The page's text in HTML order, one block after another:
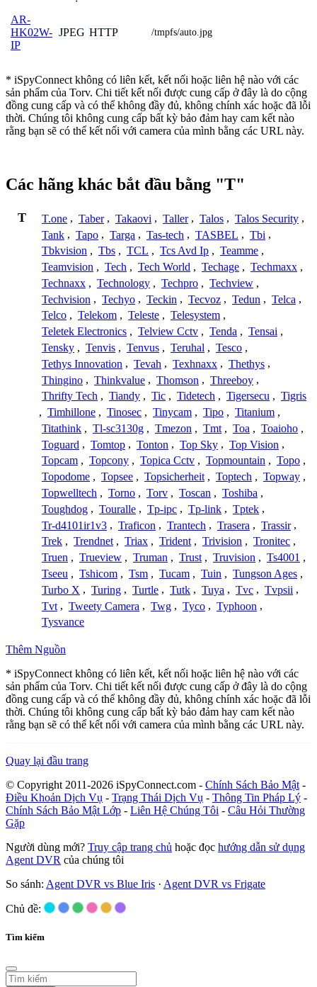
AR-
HK02W-
IP
JPEG HTTP /tmpfs/auto.jpg
* iSpyConnect không có liên kết, kết nối hoặc liên hệ nào với các
sản phẩm của Torv. Chi tiết kết nối được cung cấp ở đây là do cộng
đồng cung cấp và có thể không đầy đủ, không chính xác hoặc đã lỗi
thời. Chúng tôi không cung cấp bất kỳ bảo đảm hay cam kết nào
rằng bạn sẽ có thể kết nối với camera của mình bằng các URL này.
Các hãng khác bắt đầu bằng "T"
T T.one , Taber , Takaovi , Taller , Talos , Talos Security ,
Tank , Tapo , Targa , Tas-tech , TASBEL , Tbi ,
Tbkvision , Tbs , TCL , Tcs Avd Ip , Teamme ,
Teamvision , Tech , Tech World , Techage , Techmaxx ,
Technaxx , Technology , Techpro , Techview ,
Techvision , Techyo , Teckin , Tecvoz , Tedun , Telca ,
Telco , Telekom , Teleste , Telesystem ,
Teletek Electronics , Telview Cctv , Tenda , Tensai ,
Tensky , Tenvis , Tenvus , Teruhal , Tesco ,
Tethys Innovation , Tevah , Texhnaxx , Thethys ,
Thingino , Thinkvalue , Thomson , Threeboy ,
Thrifty Tech , Tiandy , Tic , Tidetech , Tigersecu , Tigris
, Timhillone , Tinosec , Tinycam , Tipo , Titanium ,
Titathink , Tl-sc3130g , Tmezon , Tmt , Toa , Toaioho ,
Toguard , Tomtop , Tonton , Top Sky , Top Vision ,
Topcam , Topcony , Topica Cctv , Topmountain , Topo ,
Topodome , Topsee , Topsicherheit , Toptech , Topway ,
Topwelltech , Torno , Torv , Toscan , Toshiba ,
Toughdog , Touralle , Tp-ipc , Tp-link , Tptek ,
Tr-d4101ir1v3 , Traficon , Trantech , Trasera , Trassir ,
Trek , Trendnet , Triax , Trident , Trivision , Tronitec ,
Truen , Trueview , Truman , Trust , Truvision , Ts4001 ,
Tseeu , Tshicom , Tsm , Tucam , Tuin , Tungson Ages ,
Turbo X , Turing , Turtle , Tutk , Tuya , Tvc , Tvpsii ,
Tvt , Tweety Camera , Twg , Tyco , Typhoon ,
Tysvance
Thêm Nguồn
* iSpyConnect không có liên kết, kết nối hoặc liên hệ nào với các
sản phẩm của Torv. Chi tiết kết nối được cung cấp ở đây là do cộng
đồng cung cấp và có thể không đầy đủ, không chính xác hoặc đã lỗi
thời. Chúng tôi không cung cấp bất kỳ bảo đảm hay cam kết nào
rằng bạn sẽ có thể kết nối với camera của mình bằng các URL này.
Quay lại đầu trang
© Copyright 2011-2026 iSpyConnect.com - Chính Sách Bảo Mật -
Điều Khoản Dịch Vụ - Trạng Thái Dịch Vụ - Thông Tin Pháp Lý -
Chính Sách Bảo Mật Lớp - Liên Hệ Chúng Tôi - Câu Hỏi Thường
Gặp
Người dùng mới? Truy cập trang chủ hoặc đọc hướng dẫn sử dụng
Agent DVR của chúng tôi
So sánh: Agent DVR vs Blue Iris · Agent DVR vs Frigate
Chủ đề:
Tìm kiếm